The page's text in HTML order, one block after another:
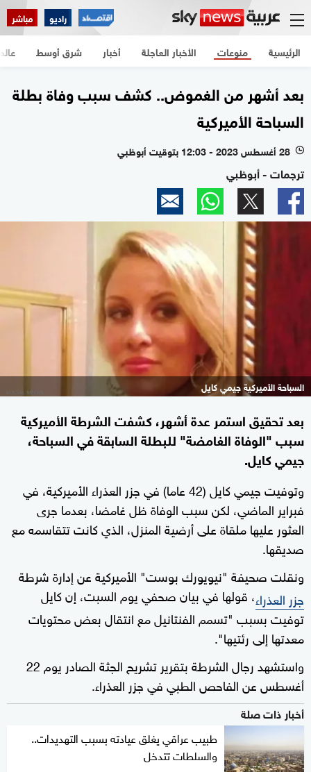
راديو مباشر
الرئيسية الأخبار العاجلة أخبار شرق أوسط منوعات
بعد أشهر من الغموض.. كشف سبب وفاة بطلة
السباحة الأميركية
l 28 أغسطس 2023 - 12:03 بتوقيت أبوظبي
ترجمات - أبوظبي
السباحة الأميركية جيمي كايل
بعد تحقيق استمر عدة أشهر، كشفت الشرطة الأميركية
سبب "الوفاة الغامضة" للبطلة السابقة في السباحة،
جيمي كايل.
وتوفيت جيمي كايل (42 عاما) في جزر العذراء الأميركية، في
فبراير الماضي، لكن سبب الوفاة ظل غامضا، بعدما جرى
العثور عليها ملقاة على أرضية المنزل، الذي كانت تتقاسمه مع
صديقها.
ونقلت صحيفة "نيويورك بوست" الأميركية عن إدارة شرطة
جزر العذراء، قولها في بيان صحفي يوم السبت، إن كايل
توفيت بسبب "تسمم الفنتانيل مع انتقال بعض محتويات
معدتها إلى رئتيها".
واستشهد رجال الشرطة بتقرير تشريح الجثة الصادر يوم 22
أغسطس عن الفاحص الطبي في جزر العذراء.
أخبار ذات صلة
طبيب عراقي يغلق عيادته بسبب التهديدات..
والسلطات تتدخل